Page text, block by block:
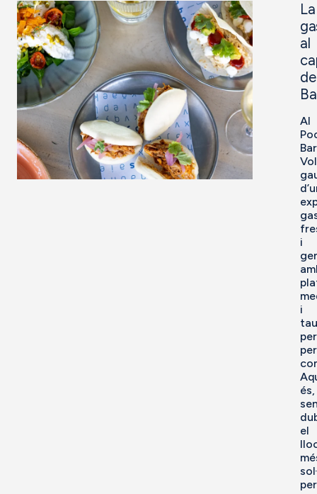
La
al
de
Al
Bar
i
i
per
és,
el
per